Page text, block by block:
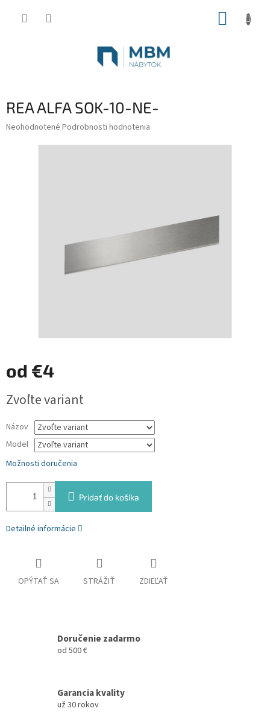
REA ALFA SOK-10-NE-
Priemerné
Neohodnotené Podrobnosti hodnotenia
od €4
cena:
Zvoľte variant
Názov
Model
Možnosti doručenia
Pridať do košíka
Detailné informácie
OPÝTAŤ SA STRÁŽIŤ ZDIEĽAŤ
Doručenie zadarmo
od 500 €
Garancia kvality
už 30 rokov